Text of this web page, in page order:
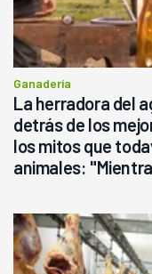
Ganadería
La herradora del
detrás de los
los mitos que
animales: